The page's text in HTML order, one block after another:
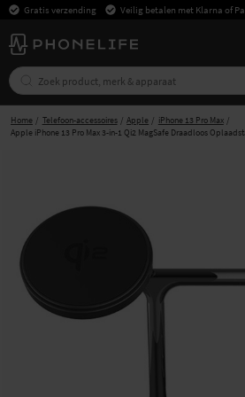
Gratis verzending Veilig betalen met Klarna of
Home Telefoon-accessoires Apple
iPhone 13 Pro Max
Apple iPhone 13 Pro Max 3-in-1 Qi2 MagSafe Draadloos